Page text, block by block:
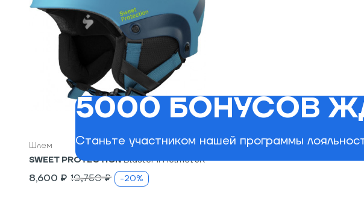
Шлем
SWEET PROTECTION Blaster II Helmet JR
8,600 ₽ 10,750 ₽ -20%
5000 БОНУСОВ
Станьте участником нашей программы